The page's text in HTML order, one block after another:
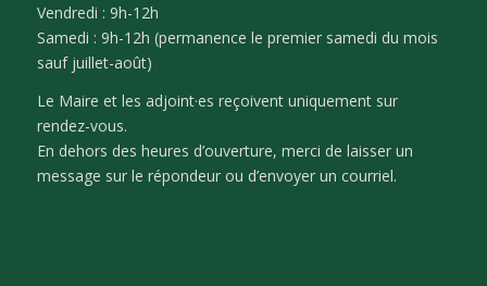
Vendredi : 9h-12h
Samedi : 9h-12h (permanence le premier samedi du mois
sauf juillet-août)
Le Maire et les adjoint·es reçoivent uniquement sur
rendez-vous.
En dehors des heures d’ouverture, merci de laisser un
message sur le répondeur ou d’envoyer un courriel.